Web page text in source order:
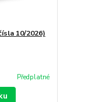
10/2026)
Předplatné